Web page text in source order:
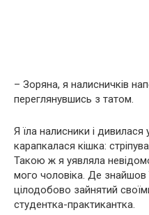
– Зоряна, я налисничків
переглянувшись з татом.
Я їла налисники і дивилася
карапкалася кішка:
Такою ж я уявляла
мого чоловіка. Де знайшов
цілодобово зайнятий
студентка-практикантка.